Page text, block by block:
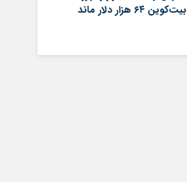
بیت‌کوین ۶۴ هزار دلار ماند